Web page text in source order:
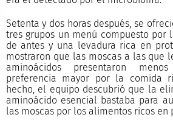
Setenta y dos horas después, se
tres grupos un menú compuesto por
de antes y una levadura rica en
mostraron que las moscas a las que
aminoácidos presentaron
preferencia mayor por la comida
hecho, el equipo descubrió que la
aminoácido esencial bastaba para
las moscas por los alimentos ricos en